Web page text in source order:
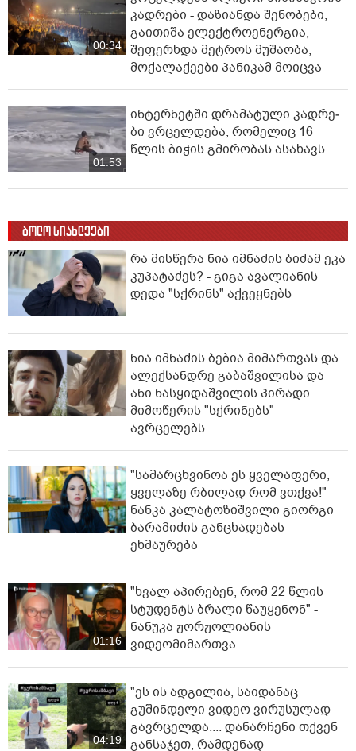
00:34
კადრები - დაზიანდა შენობები,
გაითიშა ელექტროენერგია,
შეფერხდა მეტროს მუშაობა,
მოქალაქეები პანიკამ მოიცვა
01:53
ინ­ტერ­ნეტ­ში დრა­მა­ტუ­ლი კად­რე­
ბი ვრცელდება, რომელიც 16
წლის ბიჭის გმირობას ასახავს
ბოლო სიახლეები
რა მისწერა ნია იმნაძის ბიძამ ეკა
კუპატაძეს? - გიგა ავალიანის
დედა "სქრინს" აქვეყნებს
ნია იმნაძის ბებია მიმართვას და
ალექსანდრე გაბაშვილისა და
ანი ნასყიდაშვილის პირადი
მიმოწერის "სქრინებს"
ავრცელებს
"სა­მარ­ცხვი­ნოა ეს ყვე­ლა­ფე­რი,
ყვე­ლა­ზე რბი­ლად რომ ვთქვა!" -
ნანკა კალატოზიშვილი გიორგი
ბარამიძის განცხადებას
ეხმაურება
01:16
"ხვალ აპირებენ, რომ 22 წლის
სტუდენტს ბრალი წაუყენონ" -
ნანუკა ჟორჟოლიანის
ვიდეომიმართვა
04:19
"ეს ის ადგილია, საიდანაც
გუშინდელი ვიდეო ვირუსულად
გავრცელდა.... დანარჩენი თქვენ
განსაჯეთ, რამდენად